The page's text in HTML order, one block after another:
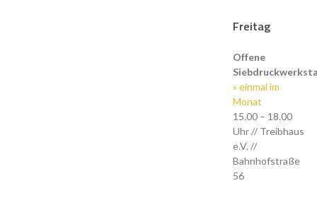
Freitag
Offene
» einmal im
Monat
15.00 – 18.00
Uhr // Treibhaus
e.V. //
Bahnhofstraße
56